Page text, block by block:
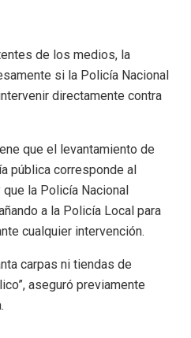
de los medios, la
si la Policía Nacional
directamente contra
que el levantamiento de
pública corresponde al
la Policía Nacional
a la Policía Local para
cualquier intervención.
carpas ni tiendas de
aseguró previamente